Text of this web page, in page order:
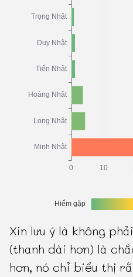
Xin lưu ý là không
(thanh dài hơn) là
hơn, nó chỉ biểu thị